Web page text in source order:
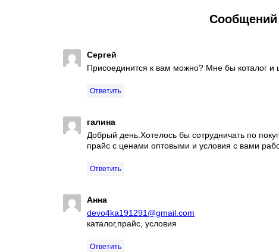
Сообщений
Сергей
Присоединится к вам можно? Мне бы коталог
Ответить
галина
Добрый день.Хотелось бы сотрудничать по
прайс с ценами оптовыми и условия с вами
Ответить
Анна
devo4ka191291@gmail.com
каталог,прайс, условия
Ответить